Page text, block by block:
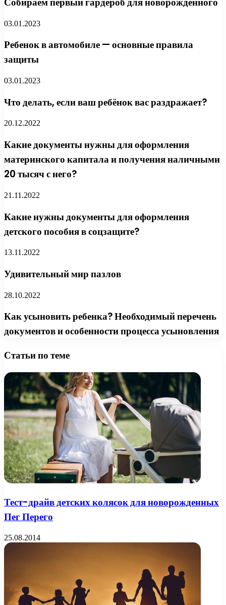
03.01.2023
Ребенок в автомобиле — основные правила
защиты
03.01.2023
Что делать, если ваш ребёнок вас раздражает?
20.12.2022
Какие документы нужны для оформления
материнского капитала и получения наличными
20 тысяч с него?
21.11.2022
Какие нужны документы для оформления
детского пособия в соцзащите?
13.11.2022
Удивительный мир пазлов
28.10.2022
Как усыновить ребенка? Необходимый перечень
документов и особенности процесса усыновления
Статьи по теме
Тест-драйв детских колясок для новорожденных
Пег Перего
25.08.2014